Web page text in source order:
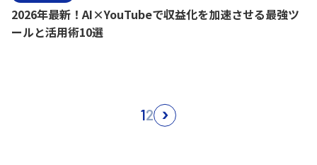
2026年最新！AI×YouTubeで収益化を加速させる最強ツ
ールと活用術10選
12